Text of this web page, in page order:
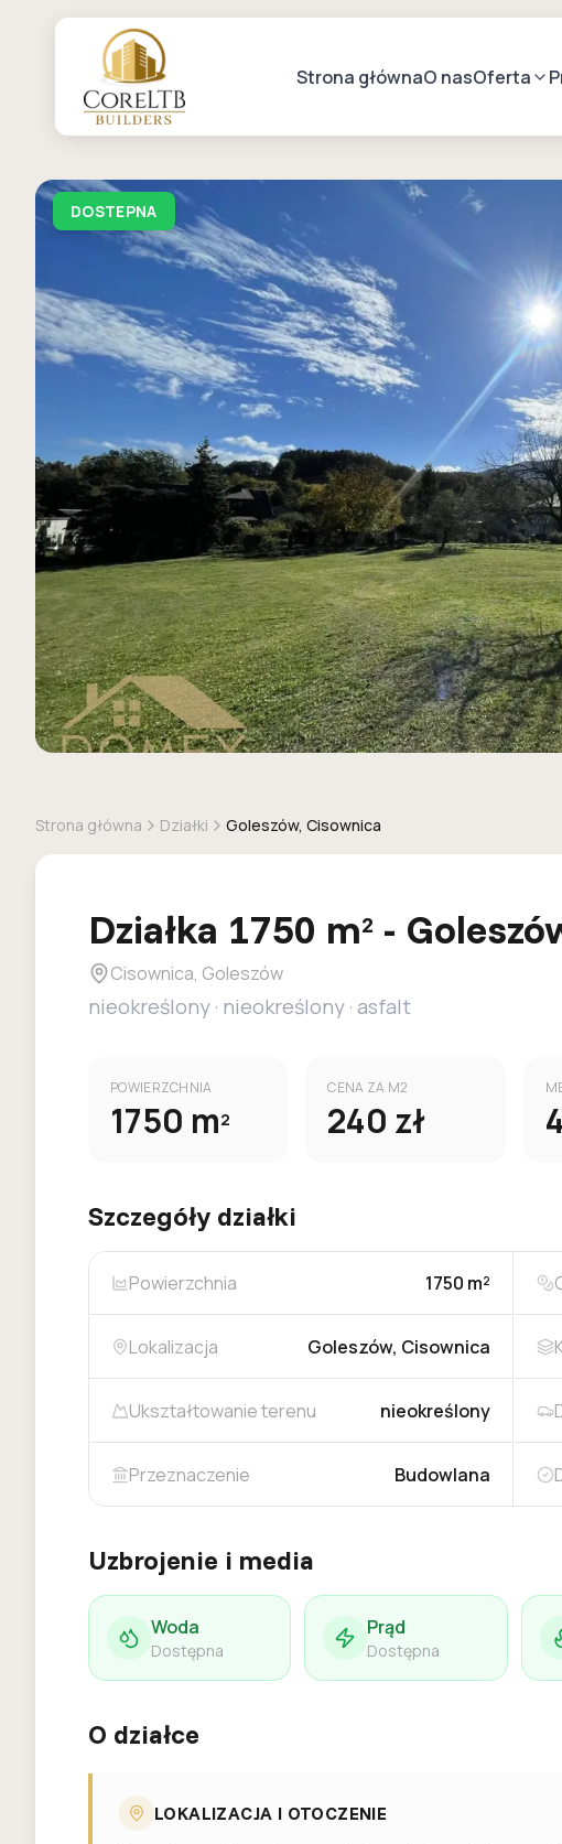
Strona głównaO nasOferta
DOSTEPNA
Strona główna Działki Goleszów, Cisownica
Działka 1750 m2 -
Cisownica, Goleszów
nieokreślony · nieokreślony · asfalt
POWIERZCHNIA
1750 m2
CENA ZA M2
240 zł 4
Szczegóły działki
Powierzchnia 1750 m²
Lokalizacja Goleszów, Cisownica
Ukształtowanie terenu nieokreślony
Przeznaczenie Budowlana
Uzbrojenie i media
Woda
Dostępna
Prąd
Dostępna
O działce
LOKALIZACJA I OTOCZENIE